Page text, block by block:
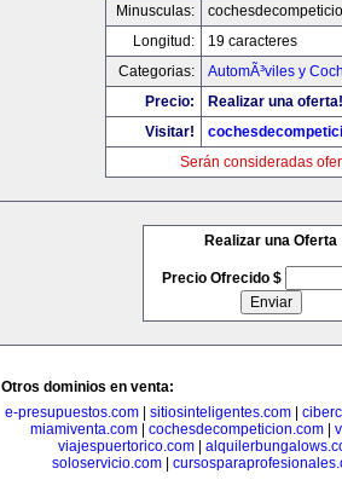
Minusculas:
Longitud:
19 caracteres
Categorias:
AutomÃ³viles y
Precio:
Realizar una oferta!
Visitar!
Serán consideradas
Realizar una Oferta
Precio Ofrecido $
Otros dominios en venta:
e-presupuestos.com
sitiosinteligentes.com
miamiventa.com
cochesdecompeticion.com
viajespuertorico.com|
soloservicio.com|